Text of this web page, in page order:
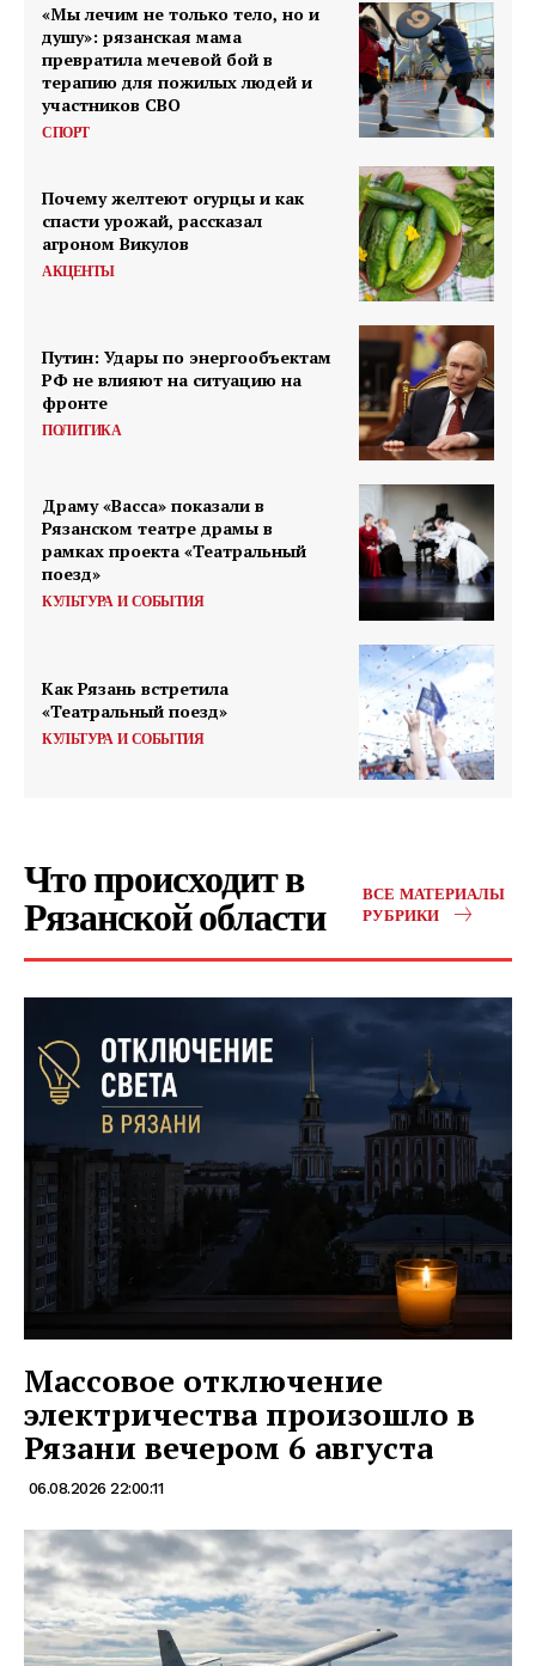
«Мы лечим не только тело, но и
душу»: рязанская мама
превратила мечевой бой в
терапию для пожилых людей и
участников СВО
СПОРТ
Почему желтеют огурцы и как
спасти урожай, рассказал
агроном Викулов
АКЦЕНТЫ
Путин: Удары по энергообъектам
РФ не влияют на ситуацию на
фронте
ПОЛИТИКА
Драму «Васса» показали в
Рязанском театре драмы в
рамках проекта «Театральный
поезд»
КУЛЬТУРА И СОБЫТИЯ
Как Рязань встретила
«Театральный поезд»
КУЛЬТУРА И СОБЫТИЯ
Что происходит в
Рязанской области
ВСЕ МАТЕРИАЛЫ
РУБРИКИ
Массовое отключение
электричества произошло в
Рязани вечером 6 августа
06.08.2026 22:00:11